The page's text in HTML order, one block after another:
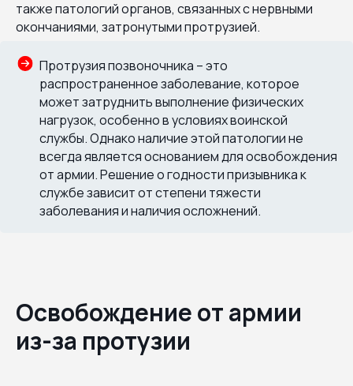
также патологий органов, связанных с нервными
окончаниями, затронутыми протрузией.
Протрузия позвоночника – это
распространенное заболевание, которое
может затруднить выполнение физических
нагрузок, особенно в условиях воинской
службы. Однако наличие этой патологии не
всегда является основанием для освобождения
от армии. Решение о годности призывника к
службе зависит от степени тяжести
заболевания и наличия осложнений.
Освобождение от армии
из-за протузии